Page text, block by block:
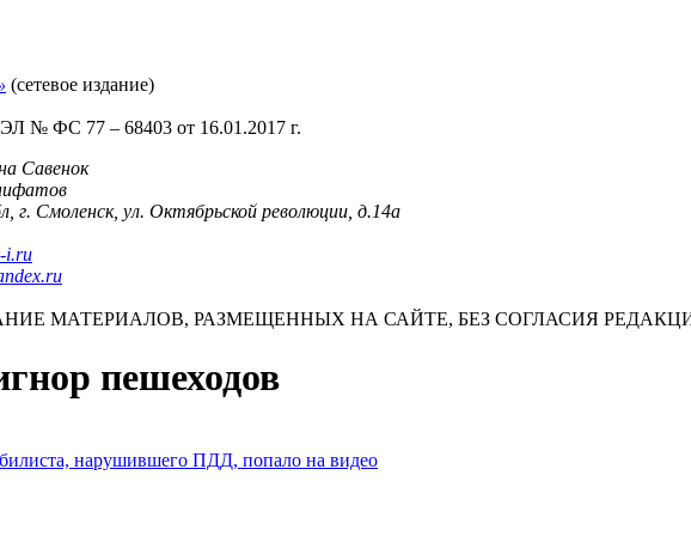
(сетевое издание)
№ ФС 77 – 68403 от 16.01.2017 г.
Савенок
г. Смоленск, ул. Октябрьской революции, д.14а
i.ru
МАТЕРИАЛОВ, РАЗМЕЩЕННЫХ НА САЙТЕ, БЕЗ СОГЛАСИЯ
пешеходов
нарушившего ПДД, попало на видео